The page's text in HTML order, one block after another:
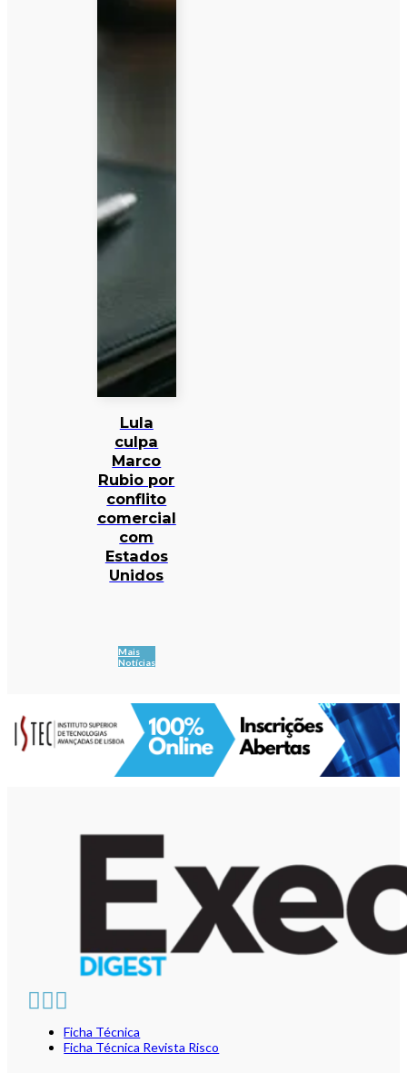
Lula
culpa
Marco
Rubio por
conflito
comercial
com
Estados
Unidos
Mais
Notícias
Ficha Técnica
Ficha Técnica Revista Risco